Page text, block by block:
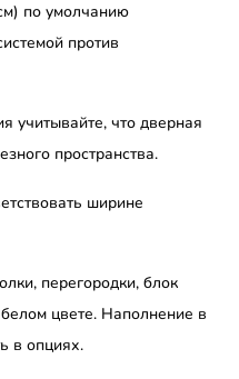
по умолчанию
против
учитывайте, что дверная
пространства.
ширине
перегородки, блок
цвете. Наполнение в
в опциях.